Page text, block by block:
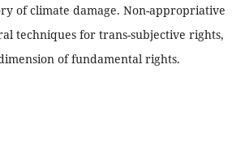
of climate damage. Non-appropriative
techniques for trans-subjective rights,
of fundamental rights.